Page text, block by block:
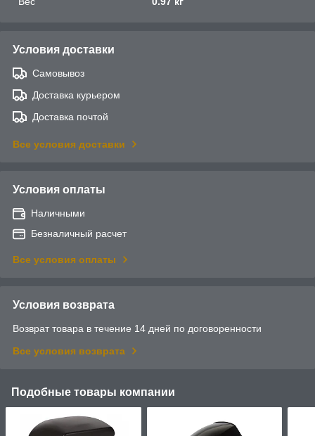
Условия доставки
Самовывоз
Доставка курьером
Доставка почтой
Все условия доставки
Условия оплаты
Наличными
Безналичный расчет
Все условия оплаты
Условия возврата
Возврат товара в течение 14 дней по договоренности
Все условия возврата
Подобные товары компании